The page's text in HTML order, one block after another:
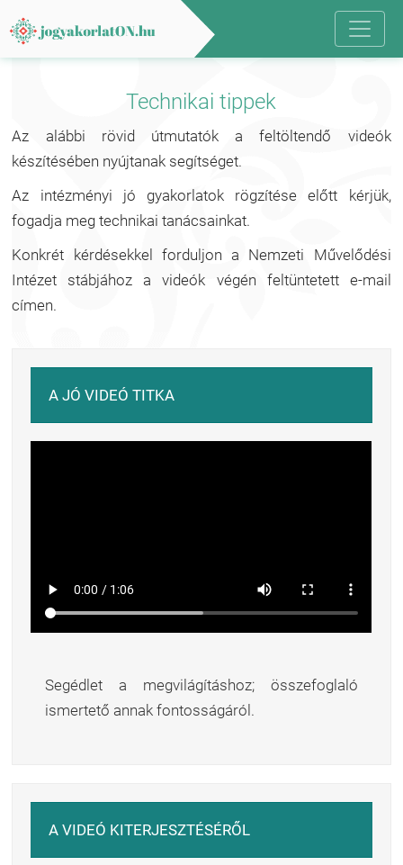
Technikai tippek
Az alábbi rövid útmutatók a feltöltendő videók
készítésében nyújtanak segítséget.
Az intézményi jó gyakorlatok rögzítése előtt kérjük,
fogadja meg technikai tanácsainkat.
Konkrét kérdésekkel forduljon a Nemzeti Művelődési
Intézet stábjához a videók végén feltüntetett e-mail
címen.
A JÓ VIDEÓ TITKA
Segédlet a megvilágításhoz; összefoglaló
ismertető annak fontosságáról.
A VIDEÓ KITERJESZTÉSÉRŐL